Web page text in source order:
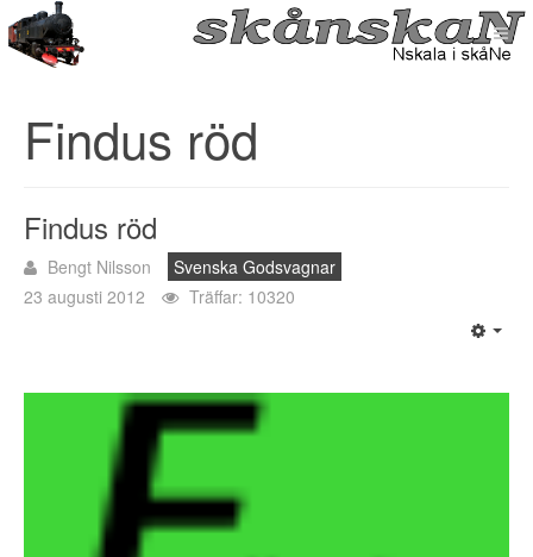
Findus röd
Findus röd
Bengt Nilsson
Svenska Godsvagnar
23 augusti 2012
Träffar: 10320